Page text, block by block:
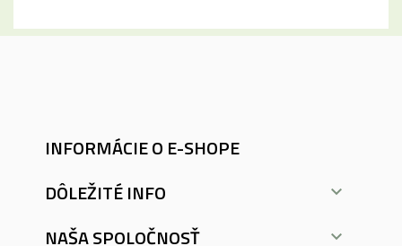
INFORMÁCIE O E-SHOPE
DÔLEŽITÉ INFO

NAŠA SPOLOČNOSŤ 